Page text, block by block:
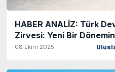
HABER ANALİZ: Türk
Zirvesi: Yeni Bir Dönemin
08 Ekim 2025